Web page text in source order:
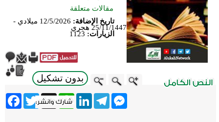
مقالات متعلقة
تاريخ الإضافة:
12/5/2026 ميلادي -
25/11/1447 هجري
الزيارات: 1123
بدون تشكيل
Twitter X
WhatsApp
LinkedInTelegram
Messenger